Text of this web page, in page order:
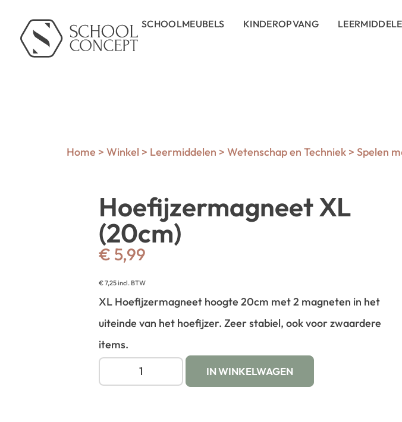
SCHOOLMEUBELS KINDEROPVANG
Home > Winkel > Leermiddelen > Wetenschap en Techniek > Spelen
Hoefijzermagneet XL
(20cm)
€ 5,99
€7,25incl. BTW
XL Hoefijzermagneet hoogte 20cm met 2 magneten in het
uiteinde van het hoefijzer. Zeer stabiel, ook voor zwaardere
items.
IN WINKELWAGEN